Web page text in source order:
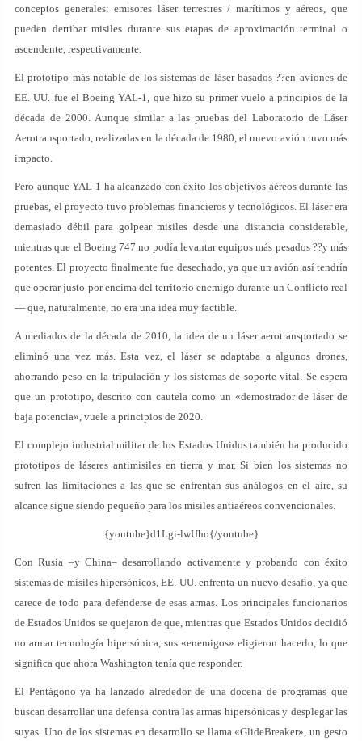
conceptos generales: emisores láser terrestres / marítimos y aéreos, que
pueden derribar misiles durante sus etapas de aproximación terminal o
ascendente, respectivamente.
El prototipo más notable de los sistemas de láser basados ??en aviones de
EE. UU. fue el Boeing YAL-1, que hizo su primer vuelo a principios de la
década de 2000. Aunque similar a las pruebas del Laboratorio de Láser
Aerotransportado, realizadas en la década de 1980, el nuevo avión tuvo más
impacto.
Pero aunque YAL-1 ha alcanzado con éxito los objetivos aéreos durante las
pruebas, el proyecto tuvo problemas financieros y tecnológicos. El láser era
demasiado débil para golpear misiles desde una distancia considerable,
mientras que el Boeing 747 no podía levantar equipos más pesados ??y más
potentes. El proyecto finalmente fue desechado, ya que un avión así tendría
que operar justo por encima del territorio enemigo durante un Conflicto real
— que, naturalmente, no era una idea muy factible.
A mediados de la década de 2010, la idea de un láser aerotransportado se
eliminó una vez más. Esta vez, el láser se adaptaba a algunos drones,
ahorrando peso en la tripulación y los sistemas de soporte vital. Se espera
que un prototipo, descrito con cautela como un «demostrador de láser de
baja potencia», vuele a principios de 2020.
El complejo industrial militar de los Estados Unidos también ha producido
prototipos de láseres antimisiles en tierra y mar. Si bien los sistemas no
sufren las limitaciones a las que se enfrentan sus análogos en el aire, su
alcance sigue siendo pequeño para los misiles antiaéreos convencionales.
{youtube}d1Lgi-lwUho{/youtube}
Con Rusia –y China– desarrollando activamente y probando con éxito
sistemas de misiles hipersónicos, EE. UU. enfrenta un nuevo desafío, ya que
carece de todo para defenderse de esas armas. Los principales funcionarios
de Estados Unidos se quejaron de que, mientras que Estados Unidos decidió
no armar tecnología hipersónica, sus «enemigos» eligieron hacerlo, lo que
significa que ahora Washington tenía que responder.
El Pentágono ya ha lanzado alrededor de una docena de programas que
buscan desarrollar una defensa contra las armas hipersónicas y desplegar las
suyas. Uno de los sistemas en desarrollo se llama «GlideBreaker», un gesto